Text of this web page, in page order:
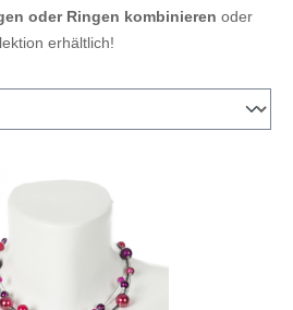
oder Ringen kombinieren oder
erhältlich!